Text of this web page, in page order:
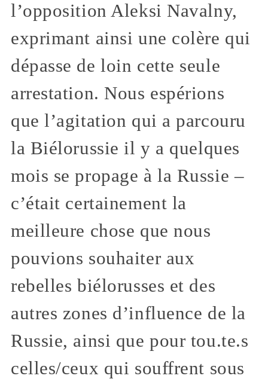
l’opposition Aleksi Navalny,
exprimant ainsi une colère qui
dépasse de loin cette seule
arrestation. Nous espérions
que l’agitation qui a parcouru
la Biélorussie il y a quelques
mois se propage à la Russie –
c’était certainement la
meilleure chose que nous
pouvions souhaiter aux
rebelles biélorusses et des
autres zones d’influence de la
Russie, ainsi que pour tou.te.s
celles/ceux qui souffrent sous